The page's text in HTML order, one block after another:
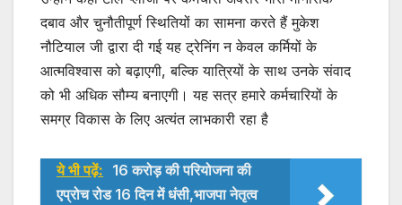
दबाव और चुनौतीपूर्ण स्थितियों का सामना करते हैं मुकेश
नौटियाल जी द्वारा दी गई यह ट्रेनिंग न केवल कर्मियों के
आत्मविश्वास को बढ़ाएगी, बल्कि यात्रियों के साथ उनके संवाद
को भी अधिक सौम्य बनाएगी। यह सत्र हमारे कर्मचारियों के
समग्र विकास के लिए अत्यंत लाभकारी रहा है
ये भी पढ़ें: 16 करोड़ की परियोजना की
एप्रोच रोड 16 दिन में धंसी,भाजपा नेतृत्व